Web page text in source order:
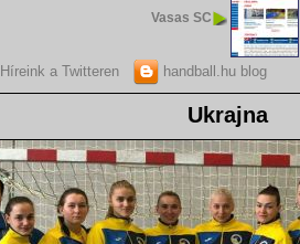
Vasas SC
Híreink a Twitteren handball.hu blog
Ukrajna